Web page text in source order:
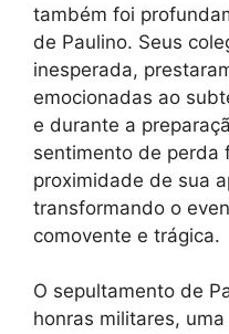
também foi
de Paulino. Seus
inesperada,
emocionadas ao
e durante a
sentimento de perda
proximidade de sua
transformando o
comovente e trágica.
O sepultamento de
honras militares,